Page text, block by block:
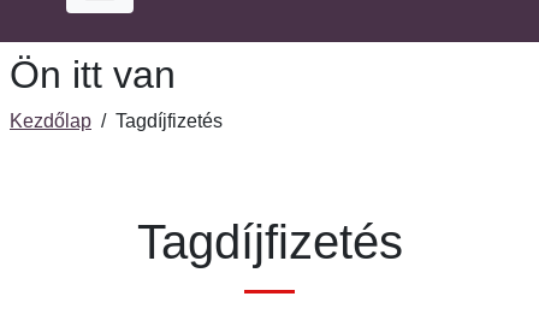
Ön itt van
Kezdőlap /Tagdíjfizetés
Tagdíjfizetés